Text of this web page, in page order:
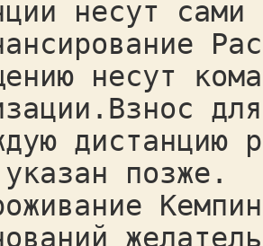
несут сами
несут
дистанцию
позже.